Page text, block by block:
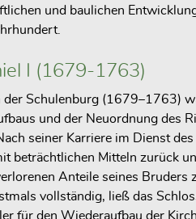
und baulichen
I (1679-1763)
der Schulenburg (1679–1763)
und der Neuordnung des
seiner Karriere im Dienst
beträchtlichen Mitteln zurück
Anteile seines Bruders
vollständig, ließ das
für den Wiederaufbau der